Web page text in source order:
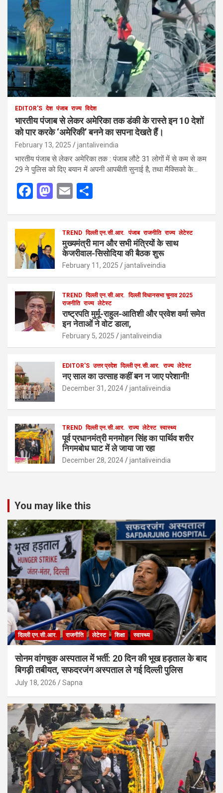
EDITOR'S देश पंजाब राज्य विदेश
भारतीय पंजाब से लेकर अमेरिका तक डंकी के रास्ते इन 10 देशों
को पार करके ‘अमेरिकी’ बनने का सपना देखते हैं।
February 13, 2025 jantaliveindia
भारतीय पंजाब से लेकर अमेरिका तक : पंजाब लौटे 31 लोगों में से कम से कम
29 ने पुलिस को दिए बयान में अपनी आपबीती सुनाई है, तथा मैक्सिको के…
F
b
o
o
k
M
d
o
n
E
e
TREND दिल्ली एन.सी.आर. पंजाब राजनीति राज्य लेटेस्ट
मुख्यमंत्री मान और सभी मंत्रियों के साथ
केजरीवाल-सिसोदिया की बैठक शुरू
February 11, 2025 jantaliveindia
TREND दिल्ली एन.सी.आर. दिल्ली विधानसभा चुनाव 2025
राजनीति राज्य लेटेस्ट
राष्ट्रपति मुर्मू-राहुल-आतिशी और प्रवेश वर्मा समेत
इन नेताओं ने वोट डाला,
February 5, 2025 jantaliveindia
EDITOR'S उत्तर प्रदेश दिल्ली एन.सी.आर. राज्य लेटेस्ट
नए साल का उत्साह कहीं बन न जाए परेशानी!
December 31, 2024 jantaliveindia
TREND दिल्ली एन.सी.आर. राज्य लेटेस्ट स्वास्थ्य
पूर्व प्रधानमंत्री मनमोहन सिंह का पार्थिव शरीर
निगमबोध घाट में ले जाया जा रहा
December 28, 2024 jantaliveindia
You may like this
दिल्ली एन.सी.आर. राजनीति लेटेस्ट शिक्षा स्वास्थ्य
सोनम वांगचुक अस्पताल में भर्ती: 20 दिन की भूख हड़ताल के बाद
बिगड़ी तबीयत, सफदरजंग अस्पताल ले गई दिल्ली पुलिस
July 18, 2026 Sapna